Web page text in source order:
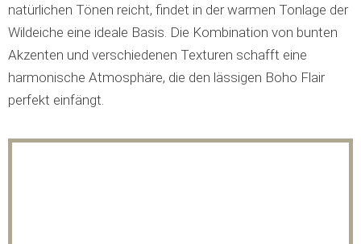
natürlichen Tönen reicht, findet in der warmen Tonlage der
Wildeiche eine ideale Basis. Die Kombination von bunten
Akzenten und verschiedenen Texturen schafft eine
harmonische Atmosphäre, die den lässigen Boho Flair
perfekt einfängt.